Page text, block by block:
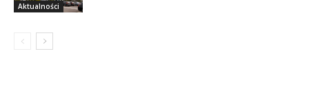
Aktualności